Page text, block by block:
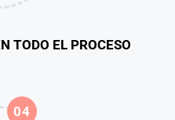
TODO EL PROCESO
04